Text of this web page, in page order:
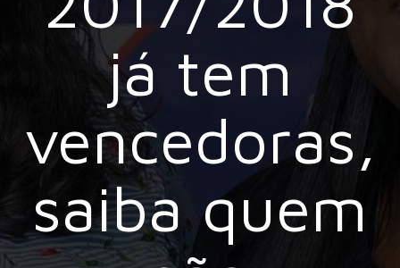
já tem
vencedoras,
saiba quem